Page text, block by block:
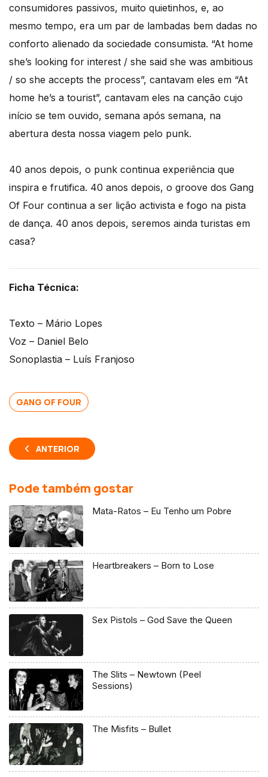
consumidores passivos, muito quietinhos, e, ao
mesmo tempo, era um par de lambadas bem dadas no
conforto alienado da sociedade consumista. “At home
she’s looking for interest / she said she was ambitious
/ so she accepts the process”, cantavam eles em “At
home he’s a tourist”, cantavam eles na canção cujo
início se tem ouvido, semana após semana, na
abertura desta nossa viagem pelo punk.
40 anos depois, o punk continua experiência que
inspira e frutifica. 40 anos depois, o groove dos Gang
Of Four continua a ser lição activista e fogo na pista
de dança. 40 anos depois, seremos ainda turistas em
casa?
Ficha Técnica:
Texto – Mário Lopes
Voz – Daniel Belo
Sonoplastia – Luís Franjoso
GANG OF FOUR
ANTERIOR
Pode também gostar
Mata-Ratos – Eu Tenho um Pobre
Heartbreakers – Born to Lose
Sex Pistols – God Save the Queen
The Slits – Newtown (Peel
Sessions)
The Misfits – Bullet